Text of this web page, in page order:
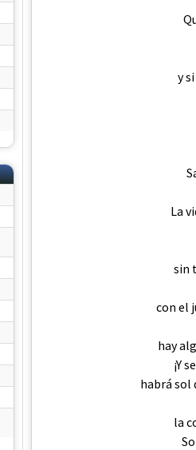
y
La
sin
con el
hay
¡Y
habrá sol
la